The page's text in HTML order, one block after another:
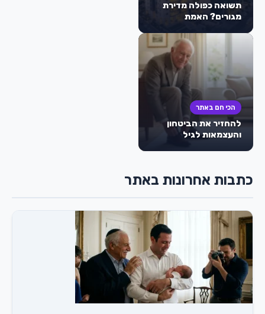
תשואה כפולה מדירת
מגורים? האמת
הטרנד של משרדים
להשקעה בישראל
הכי חם באתר
להחזיר את הביטחון
והעצמאות לגיל
למבוגרים
כתבות אחרונות באתר